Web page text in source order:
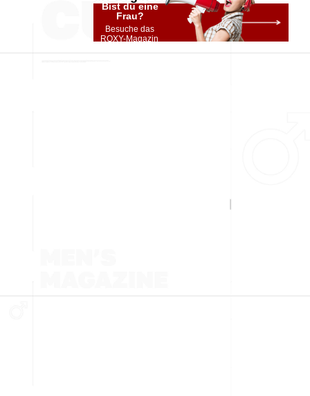
Bist du eine
Frau?
Besuche das
ROXY-Magazin